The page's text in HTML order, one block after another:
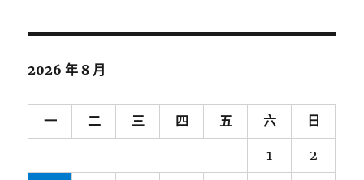
2026 年 8 月
一 二 三 四 五 六 日
1 2